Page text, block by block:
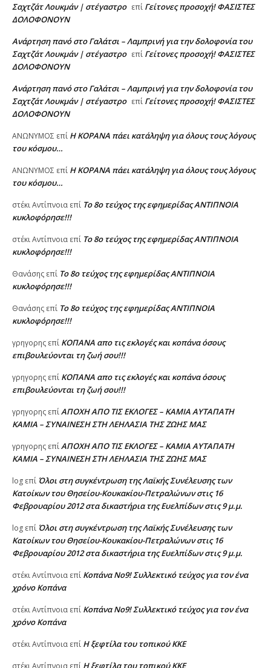
Σαχτζάτ Λουκμάν | στέγαστρο επί Γείτονες προσοχή! ΦΑΣΙΣΤΕΣ
ΔΟΛΟΦΟΝΟΥΝ
Ανάρτηση πανό στο Γαλάτσι – Λαμπρινή για την δολοφονία του
Σαχτζάτ Λουκμάν | στέγαστρο επί Γείτονες προσοχή! ΦΑΣΙΣΤΕΣ
ΔΟΛΟΦΟΝΟΥΝ
Ανάρτηση πανό στο Γαλάτσι – Λαμπρινή για την δολοφονία του
Σαχτζάτ Λουκμάν | στέγαστρο επί Γείτονες προσοχή! ΦΑΣΙΣΤΕΣ
ΔΟΛΟΦΟΝΟΥΝ
AΝΩΝΥΜΟΣ επί Η KOPANA πάει κατάληψη για όλους τους λόγους
του κόσμου…
AΝΩΝΥΜΟΣ επί Η KOPANA πάει κατάληψη για όλους τους λόγους
του κόσμου…
στέκι Αντίπνοια επί Το 8ο τεύχος της εφημερίδας ΑΝΤΙΠΝΟΙΑ
κυκλοφόρησε!!!
στέκι Αντίπνοια επί Το 8ο τεύχος της εφημερίδας ΑΝΤΙΠΝΟΙΑ
κυκλοφόρησε!!!
Θανάσης επί Το 8ο τεύχος της εφημερίδας ΑΝΤΙΠΝΟΙΑ
κυκλοφόρησε!!!
Θανάσης επί Το 8ο τεύχος της εφημερίδας ΑΝΤΙΠΝΟΙΑ
κυκλοφόρησε!!!
γρηγορης επί ΚΟΠΑΝΑ απο τις εκλογές και κοπάνα όσους
επιβουλεύονται τη ζωή σου!!!
γρηγορης επί ΚΟΠΑΝΑ απο τις εκλογές και κοπάνα όσους
επιβουλεύονται τη ζωή σου!!!
γρηγορης επίΑΠΟΧΗ ΑΠΟ ΤΙΣ ΕΚΛΟΓΕΣ – ΚΑΜΙΑ ΑΥΤΑΠΑΤΗ
ΚΑΜΙΑ – ΣΥΝΑΙΝΕΣΗ ΣΤΗ ΛΕΗΛΑΣΙΑ ΤΗΣ ΖΩΗΣ ΜΑΣ
γρηγορης επίΑΠΟΧΗ ΑΠΟ ΤΙΣ ΕΚΛΟΓΕΣ – ΚΑΜΙΑ ΑΥΤΑΠΑΤΗ
ΚΑΜΙΑ – ΣΥΝΑΙΝΕΣΗ ΣΤΗ ΛΕΗΛΑΣΙΑ ΤΗΣ ΖΩΗΣ ΜΑΣ
log επί Όλοι στη συγκέντρωση της Λαϊκής Συνέλευσης των
Κατοίκων του Θησείου-Κουκακίου-Πετραλώνων στις 16
Φεβρουαρίου 2012 στα δικαστήρια της Ευελπίδων στις 9 μ.μ.
log επί Όλοι στη συγκέντρωση της Λαϊκής Συνέλευσης των
Κατοίκων του Θησείου-Κουκακίου-Πετραλώνων στις 16
Φεβρουαρίου 2012 στα δικαστήρια της Ευελπίδων στις 9 μ.μ.
στέκι Αντίπνοια επί Κοπάνα Νο9! Συλλεκτικό τεύχος για τον ένα
χρόνο Κοπάνα
στέκι Αντίπνοια επί Κοπάνα Νο9! Συλλεκτικό τεύχος για τον ένα
χρόνο Κοπάνα
στέκι Αντίπνοια επί Η ξεφτίλα του τοπικού ΚΚΕ
στέκι Αντίπνοια επί Η ξεφτίλα του τοπικού ΚΚΕ